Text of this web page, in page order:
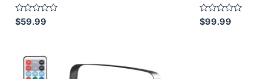
Rated
0
$59.99
Rated
0
$99.99